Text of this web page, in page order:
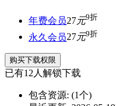
年费会员27元9折
永久会员27元9折
购买下载权限
已有12人解锁下载
包含资源: (1个)